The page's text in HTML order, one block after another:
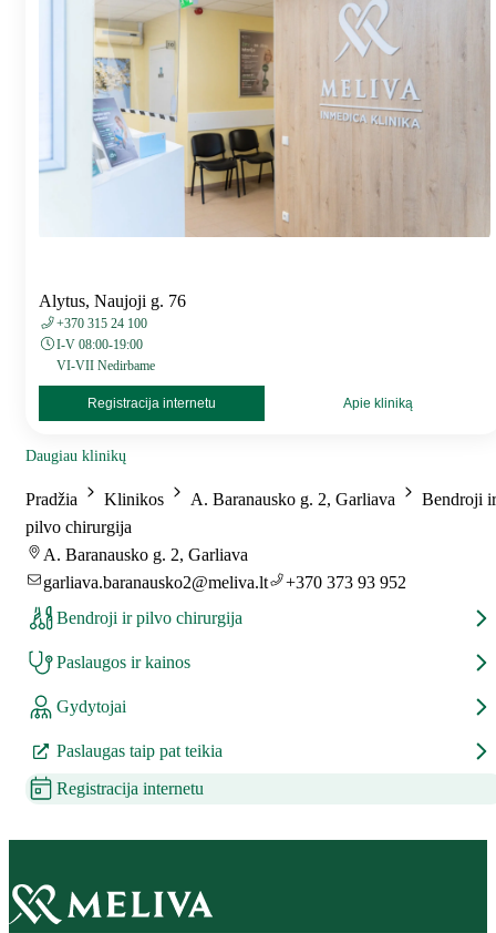
Alytus, Naujoji g. 76
+370 315 24 100
I-V 08:00-19:00
VI-VII Nedirbame
Registracija internetu Apie kliniką
Daugiau klinikų
Pradžia Klinikos A. Baranausko g. 2, Garliava
Bendroji ir
pilvo chirurgija
A. Baranausko g. 2, Garliava
garliava.baranausko2@meliva.lt
+370 373 93 952
Bendroji ir pilvo chirurgija
Paslaugos ir kainos
Gydytojai
Paslaugas taip pat teikia
Registracija internetu